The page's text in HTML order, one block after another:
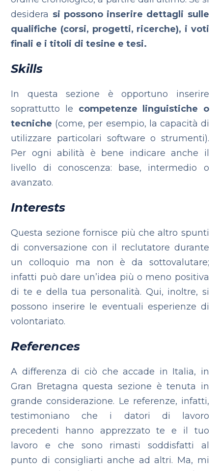
desidera si possono inserire dettagli sulle
qualifiche (corsi, progetti, ricerche), i voti
finali e i titoli di tesine e tesi.
Skills
In questa sezione è opportuno inserire
soprattutto le competenze linguistiche o
tecniche (come, per esempio, la capacità di
utilizzare particolari software o strumenti).
Per ogni abilità è bene indicare anche il
livello di conoscenza: base, intermedio o
avanzato.
Interests
Questa sezione fornisce più che altro spunti
di conversazione con il reclutatore durante
un colloquio ma non è da sottovalutare;
infatti può dare un’idea più o meno positiva
di te e della tua personalità. Qui, inoltre, si
possono inserire le eventuali esperienze di
volontariato.
References
A differenza di ciò che accade in Italia, in
Gran Bretagna questa sezione è tenuta in
grande considerazione. Le referenze, infatti,
testimoniano che i datori di lavoro
precedenti hanno apprezzato te e il tuo
lavoro e che sono rimasti soddisfatti al
punto di consigliarti anche ad altri. Ma, mi